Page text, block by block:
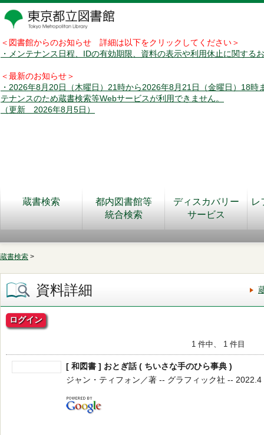
＜図書館からのお知らせ 詳細は以下をクリックしてください＞
・メンテナンス日程、IDの有効期限、資料の表示や利用休止に関する
＜最新のお知らせ＞
・2026年8月20日（木曜日）21時から2026年8月21日（金曜日）18時
テナンスのため蔵書検索等Webサービスが利用できません。
（更新 2026年8月5日）
蔵書検索
都内図書館等
統合検索
ディスカバリー
サービス
レ
蔵書検索 >
資料詳細
ログイン
1 件中、 1 件目
[ 和図書 ] おとぎ話 ( ちいさな手のひら事典 )
ジャン・ティフォン／著 -- グラフィック社 -- 2022.4